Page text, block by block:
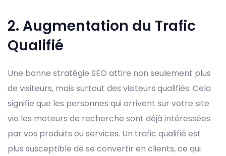
2. Augmentation du Trafic
Qualifié
Une bonne stratégie SEO attire non seulement plus
de visiteurs, mais surtout des visiteurs qualifiés. Cela
signifie que les personnes qui arrivent sur votre site
via les moteurs de recherche sont déjà intéressées
par vos produits ou services. Un trafic qualifié est
plus susceptible de se convertir en clients, ce qui